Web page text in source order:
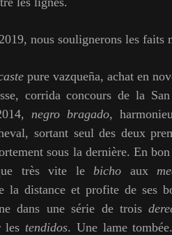
nous soulignerons les faits
pure vazqueña, achat en
corrida concours de la San
negro bragado,
sortant seul des deux
sous la dernière. En
très vite le bicho aux
la distance et profite de ses
dans une série de trois
les tendidos. Une lame